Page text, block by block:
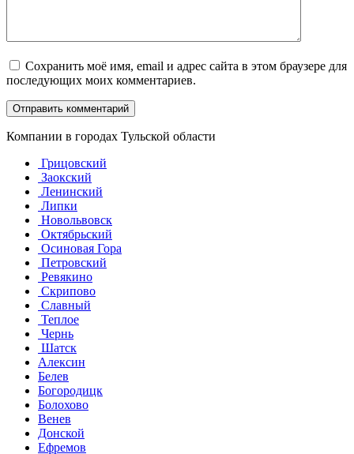
Сохранить моё имя, email и адрес сайта в этом браузере для
последующих моих комментариев.
Компании в городах Тульской области
Грицовский
Заокский
Ленинский
Липки
Новольвовск
Октябрьский
Осиновая Гора
Петровский
Ревякино
Скрипово
Славный
Теплое
Чернь
Шатск
Алексин
Белев
Богородицк
Болохово
Венев
Донской
Ефремов